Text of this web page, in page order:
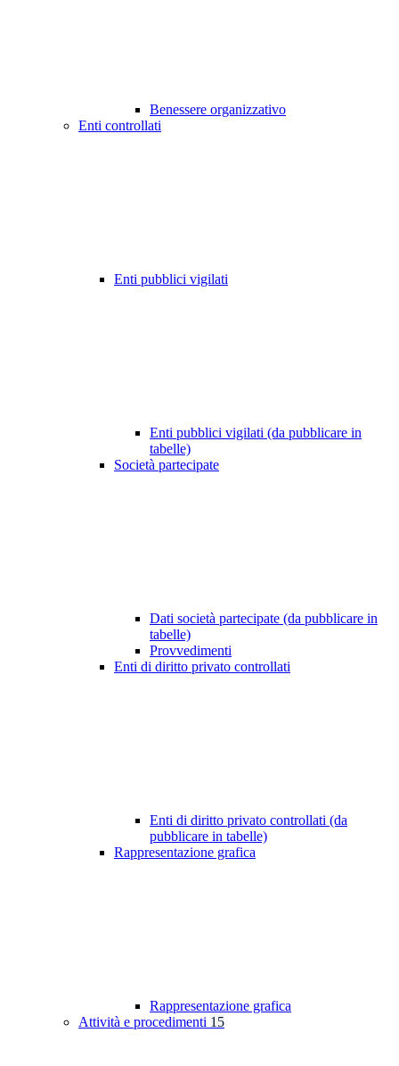
Benessere organizzativo
Enti controllati
Enti pubblici vigilati
Enti pubblici vigilati (da pubblicare in
tabelle)
Società partecipate
Dati società partecipate (da pubblicare in
tabelle)
Provvedimenti
Enti di diritto privato controllati
Enti di diritto privato controllati (da
pubblicare in tabelle)
Rappresentazione grafica
Rappresentazione grafica
Attività e procedimenti 15